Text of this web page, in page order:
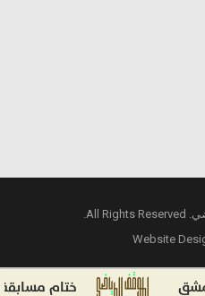
Website
ختام مسابقة